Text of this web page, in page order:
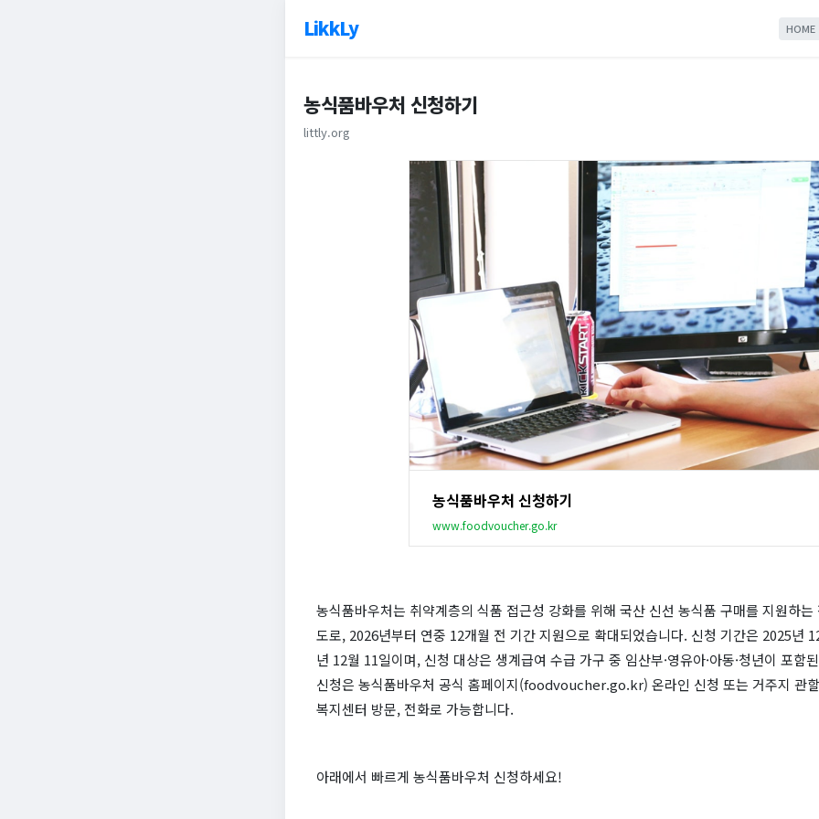
LikkLy HOME
농식품바우처 신청하기
littly.org
농식품바우처 신청하기
www.foodvoucher.go.kr
농식품바우처는 취약계층의 식품 접근성 강화를 위해 국산 신선 농식품 구매를 지원하는
도로, 2026년부터 연중 12개월 전 기간 지원으로 확대되었습니다. 신청 기간은 2025년
년 12월 11일이며, 신청 대상은 생계급여 수급 가구 중 임산부·영유아·아동·청년이 포함
신청은 농식품바우처 공식 홈페이지(foodvoucher.go.kr) 온라인 신청 또는 거주지 관할
복지센터 방문, 전화로 가능합니다.
아래에서 빠르게 농식품바우처 신청하세요!